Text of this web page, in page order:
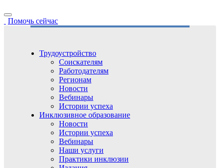
Помочь сейчас
Трудоустройство
Соискателям
Работодателям
Регионам
Новости
Вебинары
Истории успеха
Инклюзивное образование
Новости
Истории успеха
Вебинары
Наши услуги
Практики инклюзии